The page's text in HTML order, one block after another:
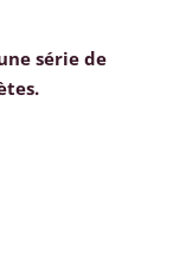
série de